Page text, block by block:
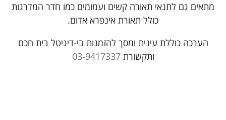
מתאים גם לתנאי תאורה קשים ועמומים כמו חדר המדרגות
כולל תאורת אינפרא אדום.
הערכה כוללת עינית ומסך להזמנות בי-דיגיטל בית חכם
ותקשורת03-9417337